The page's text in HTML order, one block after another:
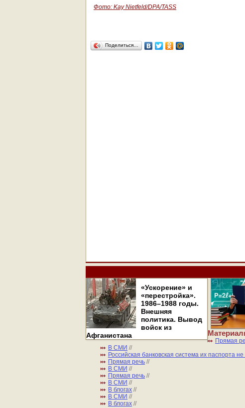
Фото: Kay Nietfeld/DPA/TASS
Поделиться…
«Ускорение» и
«перестройка».
1986–1988 годы.
Внешняя
политика. Вывод
войск из
Афганистана
Прямая
В СМИ //
Российская банковская система их паспорта
Прямая речь //
В СМИ //
Прямая речь //
В СМИ //
В блогах //
В СМИ //
В блогах //